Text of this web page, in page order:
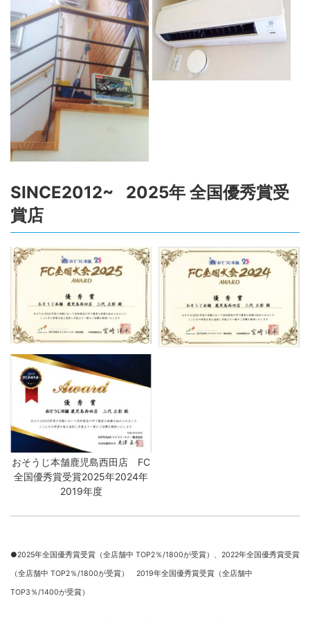
SINCE2012~ 2025年 全国優秀賞受
賞店
おそうじ本舗鹿児島西田店 FC
全国優秀賞受賞2025年2024年
2019年度
●2025年全国優秀賞受賞（全店舗中 TOP2％/1800が受賞）、 2022年全国優秀賞受賞
（全店舗中 TOP2％/1800が受賞） 2019年全国優秀賞受賞（全店舗中
TOP3％/1400が受賞）